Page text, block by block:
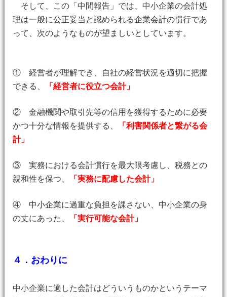
そして、この「中間報告」では、中小企業の会計処
理は一般に公正妥当と認められる企業会計の慣行であ
って、次のようなものが望ましいとしています。
① 経営者が理解でき、自社の経営状況を適切に把握
できる、
「経営者に役立つ会計」
② 金融機関や取引先等の信用を獲得するために必要
かつ十分な情報を提供する、
「利害関係者と繋がる会
計」
③ 実務における会計慣行を最大限考慮し、税務との
親和性を保つ、
「実務に配慮した会計」
④ 中小企業に過重な負担を課さない、中小企業の身
の丈にあった、
「実行可能な会計」
４．おわりに
中小企業に適した会計はどういうものかというテーマ